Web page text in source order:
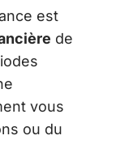
est
de
vous
ou du